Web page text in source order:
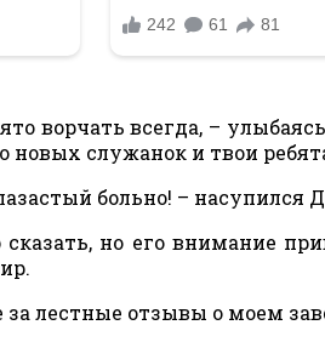
ворчать всегда, –
новых служанок и твои
больно! – насупился
сказать, но его внимание
за лестные отзывы о моем